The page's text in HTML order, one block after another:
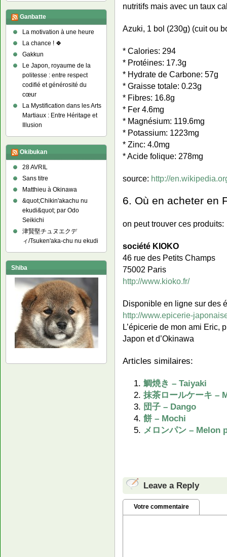
nutritifs mais avec un taux
Azuki, 1 bol (230g) (cuit ou
* Calories: 294
* Protéines: 17.3g
* Hydrate de Carbone: 57g
* Graisse totale: 0.23g
* Fibres: 16.8g
* Fer 4.6mg
* Magnésium: 119.6mg
* Potassium: 1223mg
* Zinc: 4.0mg
* Acide folique: 278mg
source: http://
6. Où en acheter en
on peut trouver ces produits:
société KIOKO
46 rue des Petits Champs
75002 Paris
http://www.kioko.fr/
Disponible en ligne sur des
http://www.epicerie-
L’épicerie de mon ami Eric,
Japon et d’Okinawa
Articles similaires:
鯛焼き – Taiyaki
抹茶ロールケーキ –
団子 – Dango
餅 – Mochi
メロンパン – Melon
Leave a Reply
Votre commentaire
Ganbatte
La motivation à une heure
La chance ! 🍀
Gakkun
Le Japon, royaume de la
politesse : entre respect
codifié et générosité du
cœur
La Mystification dans les Arts
Martiaux : Entre Héritage et
Illusion
Okibukan
28 AVRIL
Sans titre
Matthieu à Okinawa
&quot;Chikin'akachu nu
ekudi&quot; par Odo
Seikichi
津賢堅チュヌエクデ
ィ/Tsuken'aka-chu nu ekudi
Shiba